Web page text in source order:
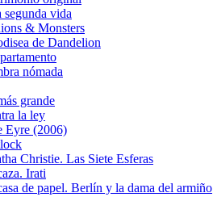
segunda vida
& Monsters
de Dandelion
nómada
grande
la ley
Eyre (2006)
Christie. Las Siete Esferas
Irati
de papel. Berlín y la dama del armiño